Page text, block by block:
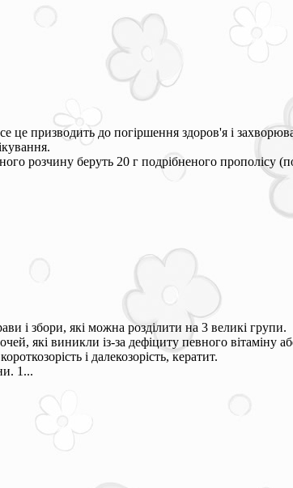
це призводить до погіршення здоров'я і
розчину беруть 20 г подрібненого прополісу
і збори, які можна розділити на 3 великі групи.
які виникли із-за дефіциту певного вітаміну
і далекозорість, кератит.
1...